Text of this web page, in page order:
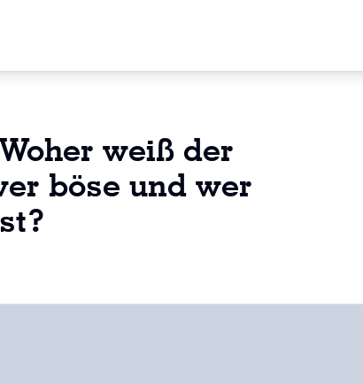
weiß der
böse und wer